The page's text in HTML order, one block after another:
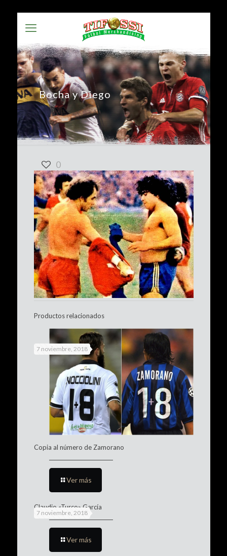
Bocha y Diego
0
Productos relacionados
7 noviembre, 2018
Copia al número de Zamorano
Ver más
7 noviembre, 2018
Claudio «Turco» García
Ver más